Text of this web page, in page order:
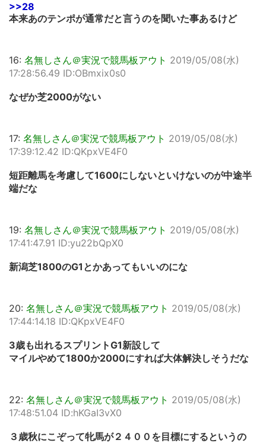
>>28
本来あのテンポが通常だと言うのを聞いた事あるけど
16: 名無しさん＠実況で競馬板アウト 2019/05/08(水)
17:28:56.49 ID:OBmxix0s0
なぜか芝2000がない
17: 名無しさん＠実況で競馬板アウト 2019/05/08(水)
17:39:12.42 ID:QKpxVE4F0
短距離馬を考慮して1600にしないといけないのが中途半
端だな
19: 名無しさん＠実況で競馬板アウト 2019/05/08(水)
17:41:47.91 ID:yu22bQpX0
新潟芝1800のG1とかあってもいいのにな
20: 名無しさん＠実況で競馬板アウト 2019/05/08(水)
17:44:14.18 ID:QKpxVE4F0
3歳も出れるスプリントG1新設して
マイルやめて1800か2000にすれば大体解決しそうだな
22: 名無しさん＠実況で競馬板アウト 2019/05/08(水)
17:48:51.04 ID:hKGaI3vX0
３歳秋にこぞって牝馬が２４００を目標にするというの